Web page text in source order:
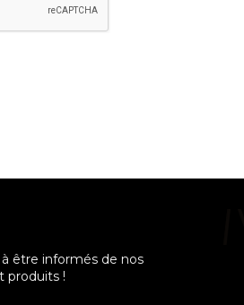
être informés de nos
produits !